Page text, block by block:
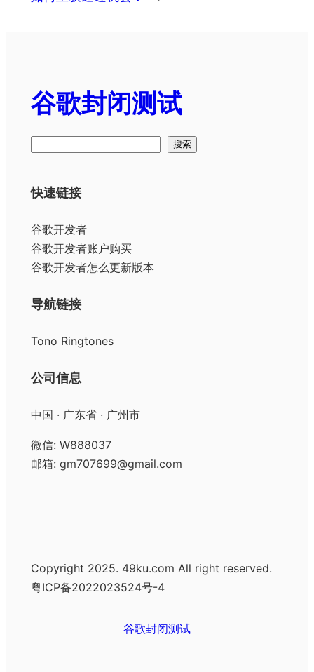
谷歌封闭测试
搜索
快速链接
谷歌开发者
谷歌开发者账户购买
谷歌开发者怎么更新版本
导航链接
Tono Ringtones
公司信息
中国 · 广东省 · 广州市
微信: W888037
邮箱: gm707699@gmail.com
Copyright 2025. 49ku.com All right reserved.
粤ICP备2022023524号-4
谷歌封闭测试